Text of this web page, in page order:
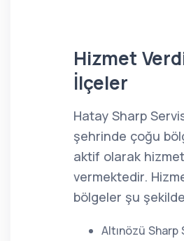
Hizmet
İlçeler
Hatay Sharp
şehrinde çoğu
aktif olarak hizmet
vermektedir.
bölgeler şu
Altınözü Sharp